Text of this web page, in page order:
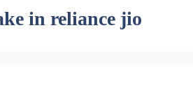
in reliance jio